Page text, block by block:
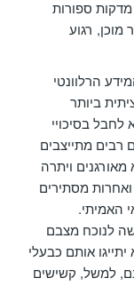
ספורות
מוכן, רגוע
הרלוונטי
ביותר
לחבל בסיכויי
מתייצבים
ויתרה
מסתירים
האמיתי.
לנוכח מצבם
אותם כבעלי
למשל, קשישים